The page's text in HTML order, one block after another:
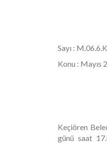
Sayı :
Konu : Mayıs
Keçiören
günü saat